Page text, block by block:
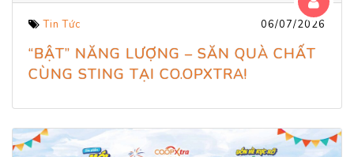
Tin Tức 06/07/2026
“BẬT” NĂNG LƯỢNG – SĂN QUÀ CHẤT
CÙNG STING TẠI CO.OPXTRA!